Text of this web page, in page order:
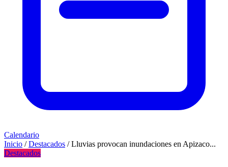
Calendario
Inicio / Destacados / Lluvias provocan inundaciones en Apizaco...
Destacados